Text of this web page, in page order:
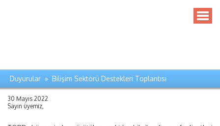
Duyurular » Bilişim Sektörü Destekleri Toplantısı
30 Mayıs 2022
Sayın üyemiz,